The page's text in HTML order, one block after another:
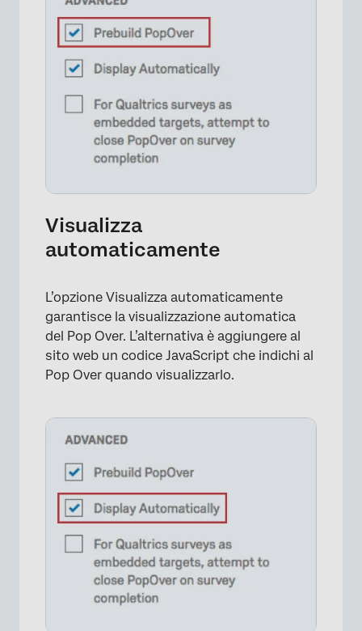
Visualizza
automaticamente
L’opzione Visualizza automaticamente
garantisce la visualizzazione automatica
del Pop Over. L’alternativa è aggiungere al
sito web un codice JavaScript che indichi al
Pop Over quando visualizzarlo.